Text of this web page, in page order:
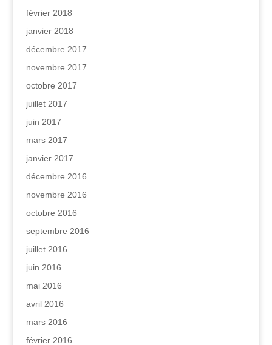
février 2018
janvier 2018
décembre 2017
novembre 2017
octobre 2017
juillet 2017
juin 2017
mars 2017
janvier 2017
décembre 2016
novembre 2016
octobre 2016
septembre 2016
juillet 2016
juin 2016
mai 2016
avril 2016
mars 2016
février 2016